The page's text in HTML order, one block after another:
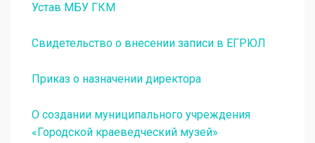
Устав МБУ ГКМ
Свидетельство о внесении записи в ЕГРЮЛ
Приказ о назначении директора
О создании муниципального учреждения
«Городской краеведческий музей»